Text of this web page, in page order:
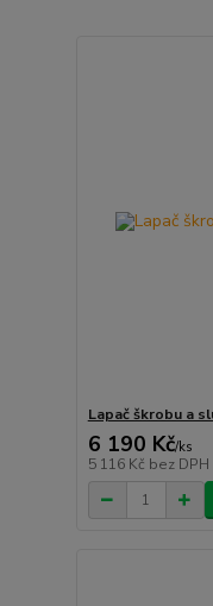
Lapač škrobu a
6 190 Kč/ks
5 116 Kč bez DPH